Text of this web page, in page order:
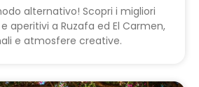
alternativo! Scopri i migliori
aperitivi a Ruzafa ed El Carmen,
e atmosfere creative.